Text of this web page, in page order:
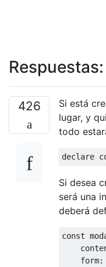
Respuestas:
426
Si está
lugar, y
todo
declare
Si desea
será una
deberá
const
    form
: